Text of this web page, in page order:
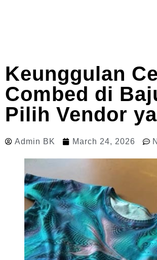
Keunggulan
Combed di
Pilih Vendor
Admin BK March 24, 2026